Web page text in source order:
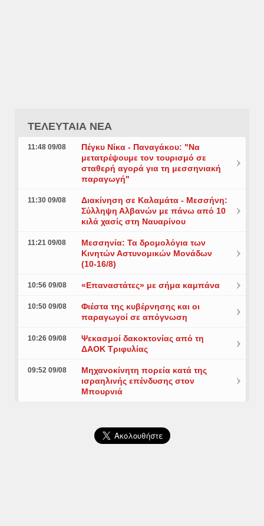
ΤΕΛΕΥΤΑΙΑ ΝΕΑ
11:48 09/08
Πέγκυ Νίκα - Παναγάκου: "Να
μετατρέψουμε τον τουρισμό σε
σταθερή αγορά για τη μεσσηνιακή
παραγωγή"
11:30 09/08
Διακίνηση σε Καλαμάτα - Μεσσήνη:
Σύλληψη Αλβανών με πάνω από 10
κιλά χασίς στη Ναυαρίνου
11:21 09/08
Μεσσηνία: Τα δρομολόγια των
Κινητών Αστυνομικών Μονάδων
(10-16/8)
10:56 09/08 «Επαναστάτες» με σήμα καμπάνα
10:50 09/08
Φιέστα της κυβέρνησης και οι
παραγωγοί σε απόγνωση
10:26 09/08
Ψεκασμοί δακοκτονίας από τη
ΔΑΟΚ Τριφυλίας
09:52 09/08
Μηχανοκίνητη πορεία κατά της
ισραηλινής επένδυσης στον
Μπουρνιά